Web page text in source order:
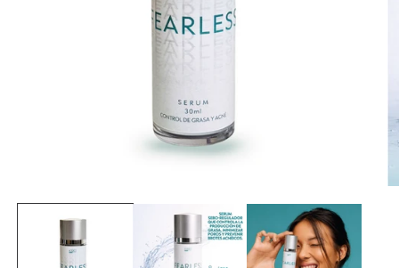
elemento
multimedia